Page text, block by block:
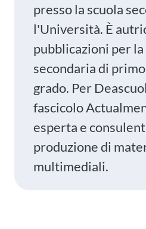
presso la scuola
l'Università. È
pubblicazioni per la
secondaria di
grado. Per
fascicolo
esperta e
produzione di
multimediali.